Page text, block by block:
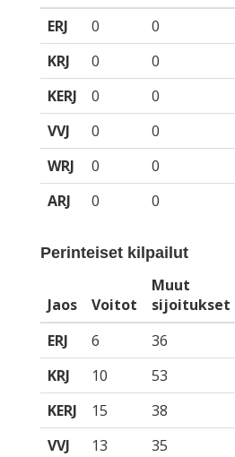
ERJ
0 0
KRJ
0 0
KERJ
0 0
VVJ
0 0
WRJ
0 0
ARJ
0 0
Perinteiset kilpailut
Jaos Voitot
Muut
sijoitukset
ERJ
6 36
KRJ
10 53
KERJ
15 38
VVJ
13 35